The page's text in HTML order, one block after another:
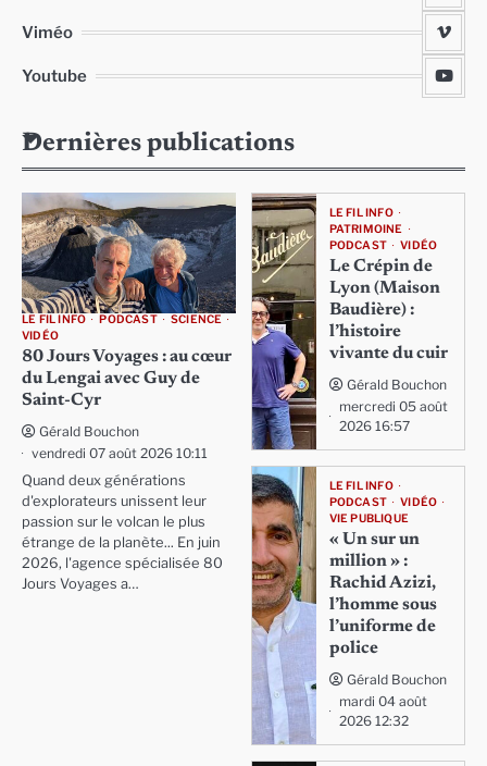
Viméo
Youtube
Dernières publications
LE FIL INFO PODCAST
SCIENCE
VIDÉO
80 Jours Voyages : au cœur
du Lengai avec Guy de
Saint-Cyr
Gérald Bouchon
vendredi 07 août 2026 10:11
Quand deux générations
d'explorateurs unissent leur
passion sur le volcan le plus
étrange de la planète... En juin
2026, l'agence spécialisée 80
Jours Voyages a…
LE FIL INFO
PATRIMOINE
PODCAST
VIDÉO
Le Crépin de
Lyon (Maison
Baudière) :
l’histoire
vivante du cuir
Gérald Bouchon
mercredi 05 août
2026 16:57
LE FIL INFO
PODCAST
VIDÉO
VIE PUBLIQUE
« Un sur un
million » :
Rachid Azizi,
l’homme sous
l’uniforme de
police
Gérald Bouchon
mardi 04 août
2026 12:32